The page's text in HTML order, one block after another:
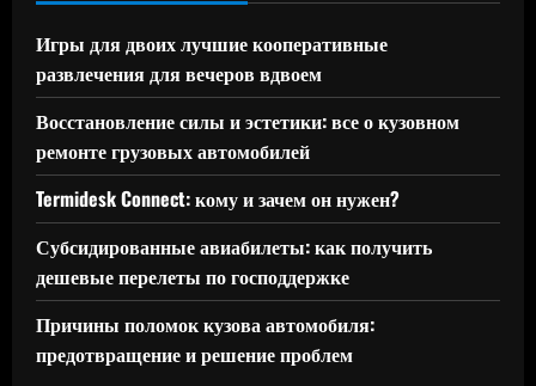
Игры для двоих лучшие кооперативные
развлечения для вечеров вдвоем
Восстановление силы и эстетики: все о кузовном
ремонте грузовых автомобилей
Termidesk Connect: кому и зачем он нужен?
Субсидированные авиабилеты: как получить
дешевые перелеты по господдержке
Причины поломок кузова автомобиля:
предотвращение и решение проблем